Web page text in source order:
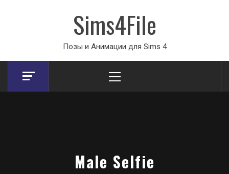
Sims4File
Позы и Анимации для Sims 4
Menu
Male Selfie